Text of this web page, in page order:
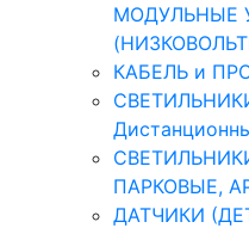
МОДУЛЬНЫЕ
КАБЕЛЬ и
ПАРКОВЫЕ,
ДАТЧИКИ